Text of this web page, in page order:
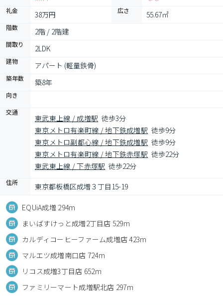
礼金 38万円 広さ 55.67㎡
階数 2階 / 2階建
間取り 2LDK
建物 アパート (軽量鉄骨)
築年数 築8年
向き
交通
東武東上線 / 成増駅 徒歩3分
東京メトロ有楽町線 / 地下鉄成増駅 徒歩9分
東京メトロ副都心線 / 地下鉄成増駅 徒歩9分
東京メトロ有楽町線 / 地下鉄赤塚駅 徒歩22分
東武東上線 / 下赤塚駅 徒歩22分
住所 東京都板橋区成増３丁目15-19
EQUiA成増 294m
まいばすけっと成増2丁目店 529m
カルディコーヒーファーム成増店 423m
マルエツ成増南口店 724m
リコス成増3丁目店 652m
ファミリーマート成増駅北店 297m